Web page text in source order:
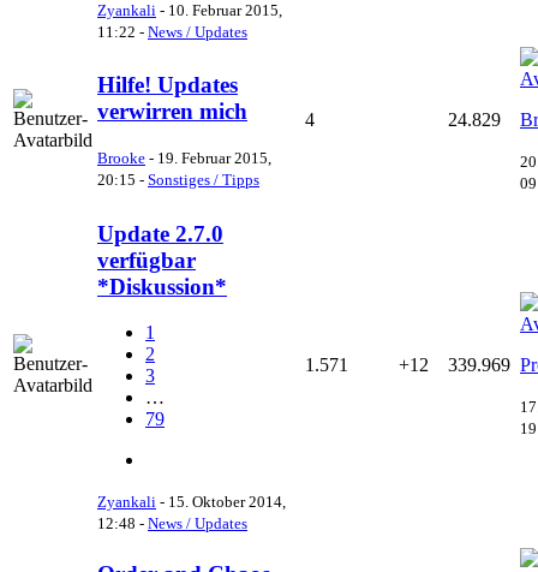
Zyankali - 10. Februar 2015,
11:22 - News / Updates
Hilfe! Updates
verwirren mich
Brooke - 19. Februar 2015,
20:15 - Sonstiges / Tipps
4 24.829
Update 2.7.0
verfügbar
*Diskussion*
1
2
3
…
79
Zyankali - 15. Oktober 2014,
12:48 - News / Updates
1.571 +12 339.969